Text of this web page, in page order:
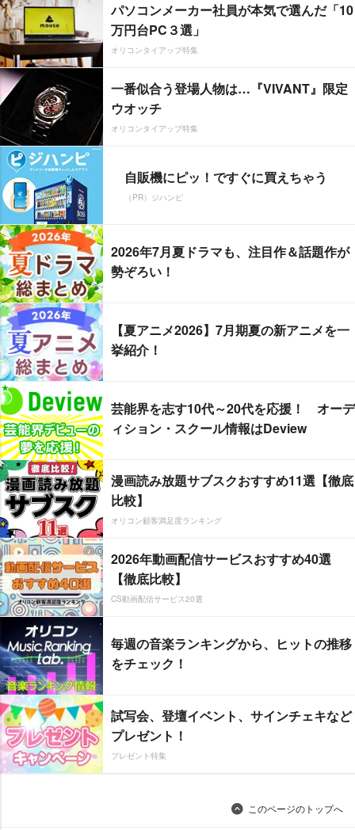
パソコンメーカー社員が本気で選んだ「10
万円台PC３選」
オリコンタイアップ特集
一番似合う登場人物は…『VIVANT』限定
ウオッチ
オリコンタイアップ特集
自販機にピッ！ですぐに買えちゃう
（PR）ジハンピ
2026年7月夏ドラマも、注目作＆話題作が
勢ぞろい！
【夏アニメ2026】7月期夏の新アニメを一
挙紹介！
芸能界を志す10代～20代を応援！ オーデ
ィション・スクール情報はDeview
漫画読み放題サブスクおすすめ11選【徹底
比較】
オリコン顧客満足度ランキング
2026年動画配信サービスおすすめ40選
【徹底比較】
CS動画配信サービス20選
毎週の音楽ランキングから、ヒットの推移
をチェック！
試写会、登壇イベント、サインチェキなど
プレゼント！
プレゼント特集
このページのトップへ